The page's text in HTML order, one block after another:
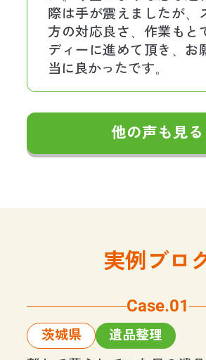
際は手が震えましたが、
方の対応良さ、作業もと
ディーに進めて頂き、お
当に良かったです。
他の声も見る
実例ブロ
Case.01
茨城県
遺品整理